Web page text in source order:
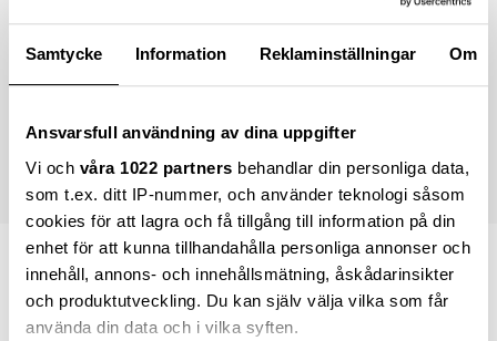
Samtycke Information Reklaminställningar Om
Ansvarsfull användning av dina uppgifter
Vi och våra 1022 partners behandlar din personliga data,
som t.ex. ditt IP-nummer, och använder teknologi såsom
cookies för att lagra och få tillgång till information på din
enhet för att kunna tillhandahålla personliga annonser och
innehåll, annons- och innehållsmätning, åskådarinsikter
och produktutveckling. Du kan själv välja vilka som får
använda din data och i vilka syften.
9 740,00 kr
Lägsta pris inom 30 dagar sedan ändring8 766,00 kr